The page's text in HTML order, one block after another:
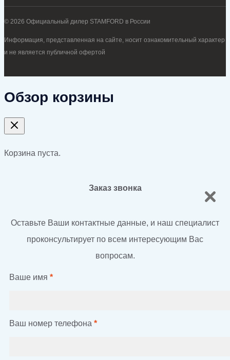
© 2026 Официальный дилер STAMFORD в России
Информация, представленная на сайте, носит ознакомительный характер
и не является публичной офертой
Обзор корзины
Корзина пуста.
Заказ звонка
Оставьте Ваши контактные данные, и наш специалист
проконсультирует по всем интересующим Вас
вопросам.
Ваше имя *
Ваш номер телефона *